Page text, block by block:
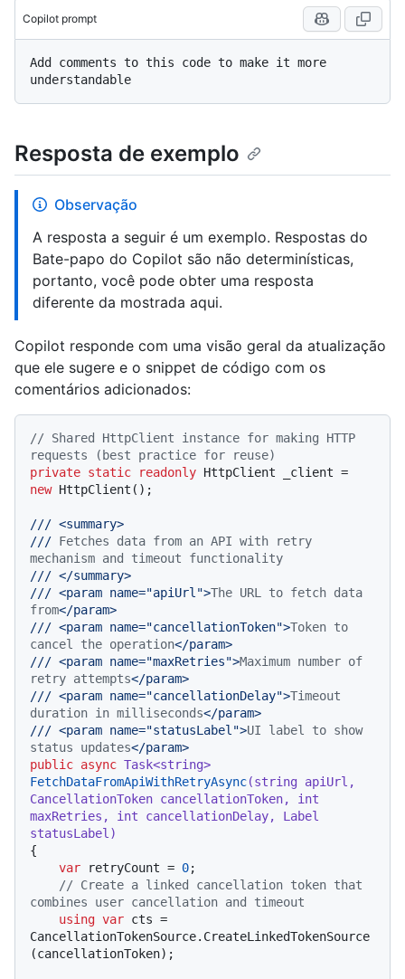
Copilot prompt
Add comments to this code to make it more
Resposta de exemplo
Observação
A resposta a seguir é um exemplo. Respostas do
Bate-papo do Copilot são não determinísticas,
portanto, você pode obter uma resposta
diferente da mostrada aqui.
Copilot responde com uma visão geral da atualização
que ele sugere e o snippet de código com os
comentários adicionados:
// Shared HttpClient instance for making HTTP
requests (best practice for reuse)
private static readonly
new HttpClient();
/// <summary>
/// Fetches data from an API with retry
mechanism and timeout functionality
/// </summary>
/// <param name="apiUrl">The URL to fetch data
from</param>
/// <param name="cancellationToken">Token to
cancel the operation</param>
/// <param name="maxRetries">Maximum number of
retry attempts</param>
/// <param name="cancellationDelay">Timeout
duration in milliseconds</param>
/// <param name="statusLabel">UI label to show
status updates</param>
public async Task<string
FetchDataFromApiWithRetryAsync(string apiUrl,
CancellationToken cancellationToken, int
maxRetries, int cancellationDelay, Label
statusLabel )
{
var retryCount = 0;
// Create a linked cancellation token that
combines user cancellation and timeout
using var cts =
CancellationTokenSource.CreateLinkedTokenSource
(cancellationToken);